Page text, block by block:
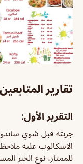
تقارير
التقرير الأول:
جربته قبل شوي
الاسكالوب عليه
للممتاز، نوع الخبز